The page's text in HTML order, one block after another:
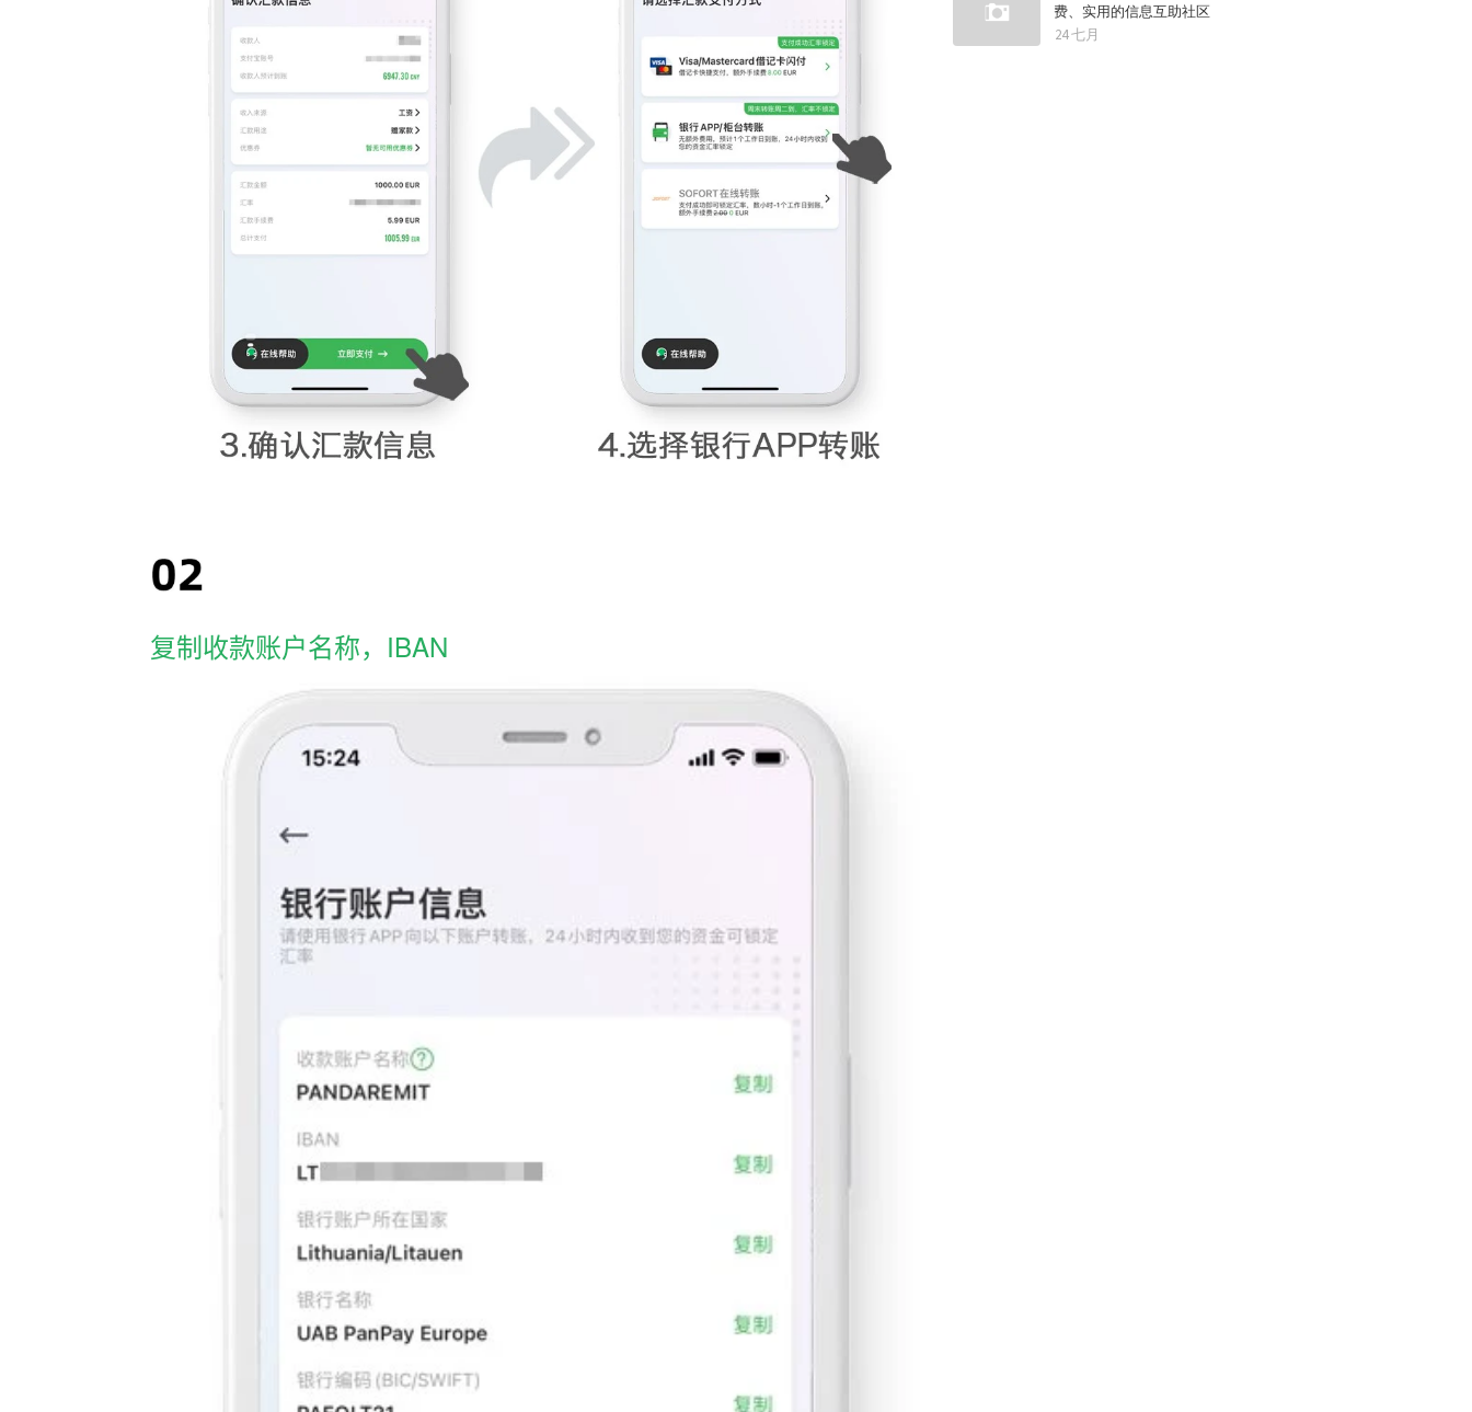
复制收款账户名称，IBAN
费、实用的信息互助社区
24 七月